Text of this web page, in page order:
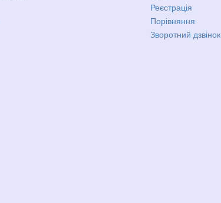
Реєстрація
Порівняння
Зворотний дзвінок